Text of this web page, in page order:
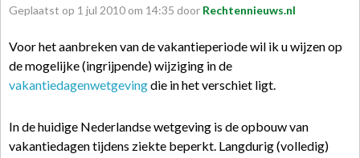
Geplaatst op 1 jul 2010 om 14:35 door Rechtennieuws.nl
Voor het aanbreken van de vakantieperiode wil ik u wijzen op
de mogelijke (ingrijpende) wijziging in de
vakantiedagenwetgevingdie in het verschiet ligt.
In de huidige Nederlandse wetgeving is de opbouw van
vakantiedagen tijdens ziekte beperkt. Langdurig (volledig)